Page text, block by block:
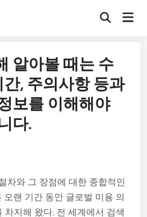
Open
알아볼 때는 수
, 주의사항 등과
보를 이해해야
다.
차와 그 장점에 대한 종합적인
랜 기간 동안 글로벌 미용 의
지해 왔다. 전 세계에서 검색